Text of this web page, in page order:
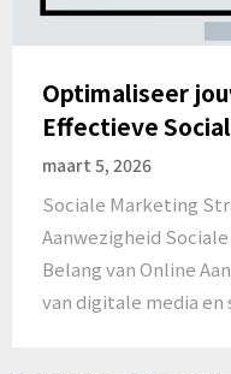
Optimaliseer
Effectieve
maart 5, 2026
Sociale Marketing
Aanwezigheid
Belang van Online
van digitale media